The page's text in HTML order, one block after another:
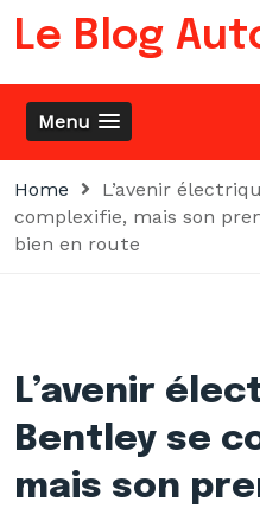
Skip
Le Blog
Menu
Home
L’avenir
complexifie, mais son
bien en route
L’avenir
Bentley se
mais son